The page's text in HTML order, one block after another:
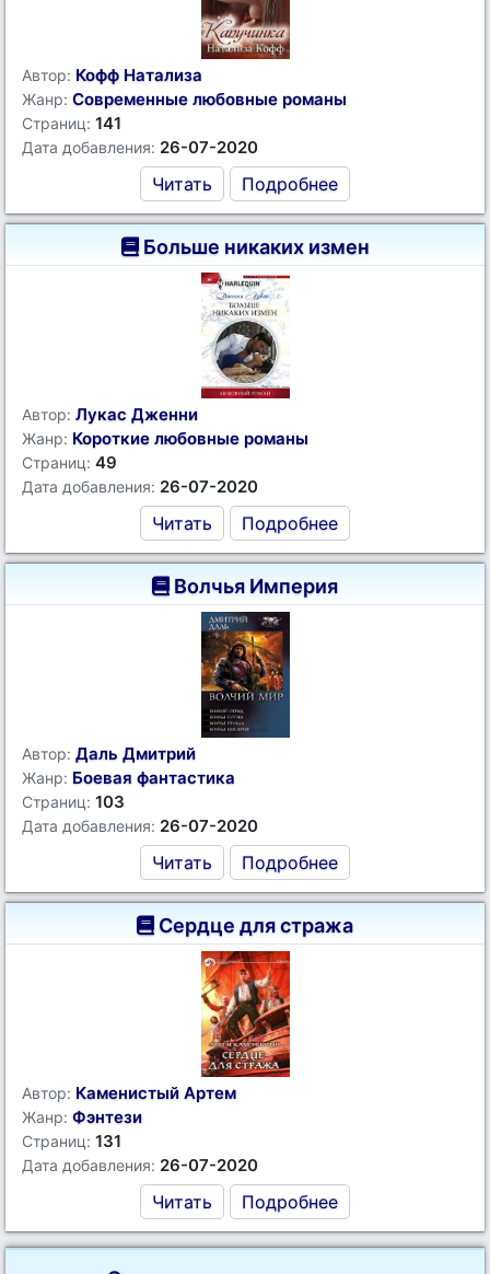
Автор: Кофф Натализа
Жанр: Современные любовные романы
Страниц: 141
Дата добавления: 26-07-2020
Читать Подробнее
Больше никаких измен
Автор: Лукас Дженни
Жанр: Короткие любовные романы
Страниц: 49
Дата добавления: 26-07-2020
Читать Подробнее
Волчья Империя
Автор: Даль Дмитрий
Жанр: Боевая фантастика
Страниц: 103
Дата добавления: 26-07-2020
Читать Подробнее
Сердце для стража
Автор: Каменистый Артем
Жанр: Фэнтези
Страниц: 131
Дата добавления: 26-07-2020
Читать Подробнее